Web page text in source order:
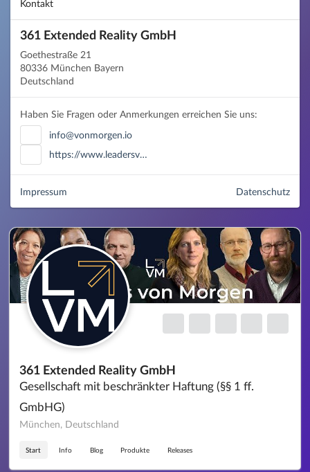
361 Extended Reality GmbH
Gesellschaft mit beschränkter Haftung (§§ 1 ff.
GmbHG)
München, Deutschland
Start Info Blog Produkte Releases
Kontakt
361 Extended Reality GmbH
Goethestraße 21
80336 München Bayern
Deutschland
Haben Sie Fragen oder Anmerkungen erreichen Sie uns:
info@vonmorgen.io
https://www.leadersv…
Datenschutz
Impressum